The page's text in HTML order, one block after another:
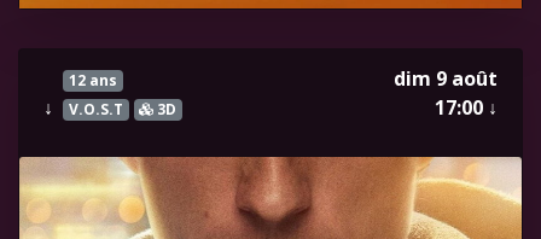
↓
12 ans
V.O.S.T
3D
dim 9 août
17:00 ↓